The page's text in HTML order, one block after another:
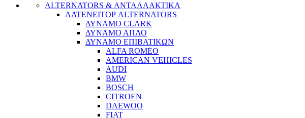
ALTERNATORS & ΑΝΤΑΛΛΑΚΤΙΚΑ
ΑΛΤΕΝΕΙΤΟΡ ALTERNATORS
ΔΥΝΑΜΟ CLARK
ΔΥΝΑΜΟ ΑΠΛΟ
ΔΥΝΑΜΟ ΕΠΙΒΑΤΙΚΩΝ
ALFA ROMEO
AMERICAN VEHICLES
AUDI
BMW
BOSCH
CITROEN
DAEWOO
FIAT